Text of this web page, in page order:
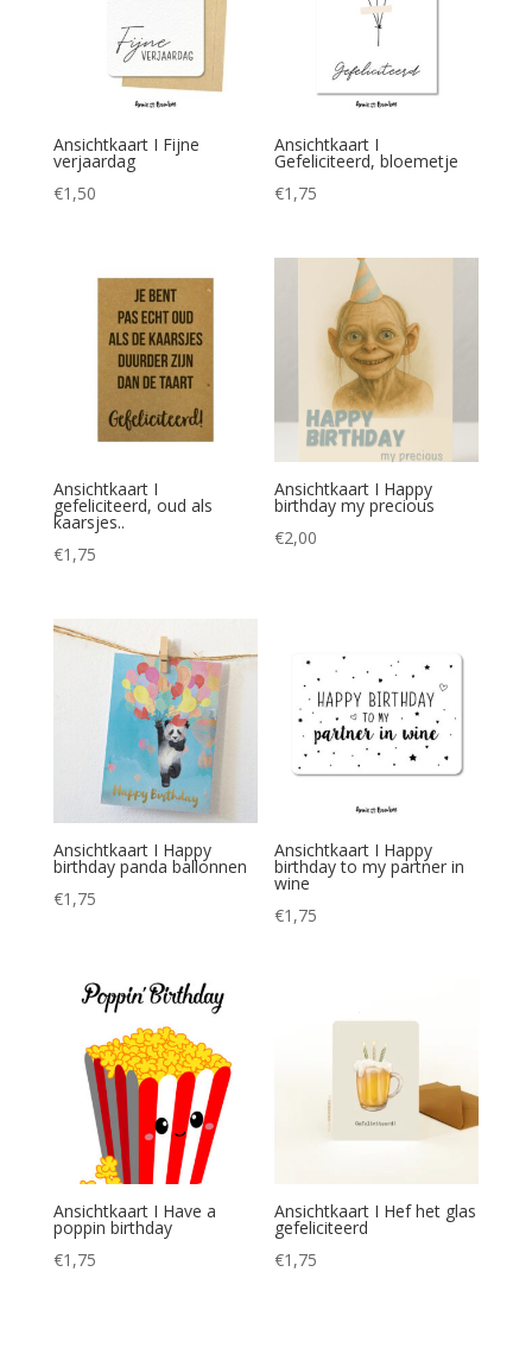
Ansichtkaart I Fijne
verjaardag
€1,50
Ansichtkaart I
Gefeliciteerd, bloemetje
€1,75
Ansichtkaart I
gefeliciteerd, oud als
kaarsjes..
€1,75
Ansichtkaart I Happy
birthday my precious
€2,00
Ansichtkaart I Happy
birthday panda ballonnen
€1,75
Ansichtkaart I Happy
birthday to my partner in
wine
€1,75
Ansichtkaart I Have a
poppin birthday
€1,75
Ansichtkaart I Hef het glas
gefeliciteerd
€1,75